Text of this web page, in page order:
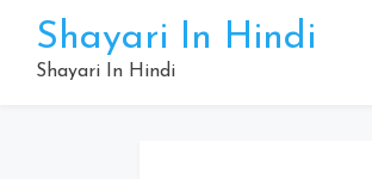
content
Shayari In Hindi
Shayari In Hindi